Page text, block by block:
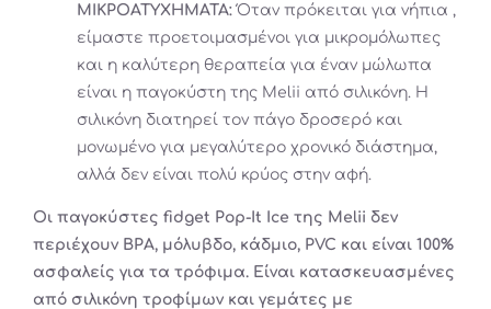
ΜΙΚΡΟΑΤΥΧΗΜΑΤΑ: Όταν πρόκειται για νήπια ,
είμαστε προετοιμασμένοι για μικρομόλωπες
και η καλύτερη θεραπεία για έναν μώλωπα
είναι η παγοκύστη της Melii από σιλικόνη. Η
σιλικόνη διατηρεί τον πάγο δροσερό και
μονωμένο για μεγαλύτερο χρονικό διάστημα,
αλλά δεν είναι πολύ κρύος στην αφή.
Οι παγοκύστες fidget Pop-It Ice της Melii δεν
περιέχουν BPA, μόλυβδο, κάδμιο, PVC και είναι 100%
ασφαλείς για τα τρόφιμα. Είναι κατασκευασμένες
από σιλικόνη τροφίμων και γεμάτες με